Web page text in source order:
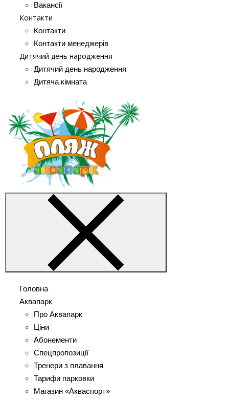
Вакансії
Контакти
Контакти
Контакти менеджерів
Дитячий день народження
Дитячий день народження
Дитяча кімната
Головна
Аквапарк
Про Аквапарк
Ціни
Абонементи
Спецпропозиції
Тренери з плавання
Тарифи парковки
Магазин «Акваспорт»